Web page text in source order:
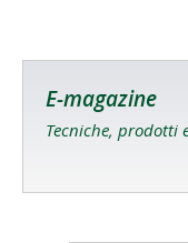
E-magazine
Tecniche, prodotti